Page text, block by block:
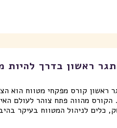
ראשון בדרך להיות
ראשון קורס מפקחי מטווח הוא
הקורס מהווה פתח צוהר לעולם
כלים לניהול המטווח בעיקר